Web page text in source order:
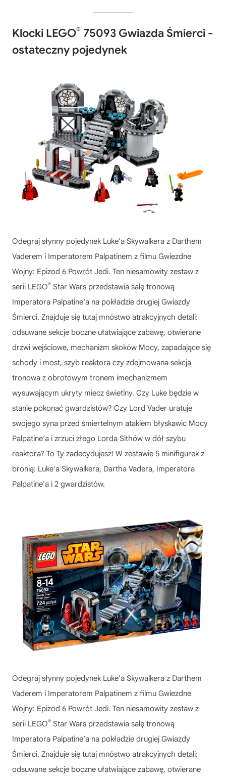
Klocki LEGO® 75093 Gwiazda Śmierci -
ostateczny pojedynek
Odegraj słynny pojedynek Luke'a Skywalkera z Darthem
Vaderem i Imperatorem Palpatinem z filmu Gwiezdne
Wojny: Epizod 6 Powrót Jedi. Ten niesamowity zestaw z
serii LEGO® Star Wars przedstawia salę tronową
Imperatora Palpatine’a na pokładzie drugiej Gwiazdy
Śmierci. Znajduje się tutaj mnóstwo atrakcyjnych detali:
odsuwane sekcje boczne ułatwiające zabawę, otwierane
drzwi wejściowe, mechanizm skoków Mocy, zapadające się
schody i most, szyb reaktora czy zdejmowana sekcja
tronowa z obrotowym tronem imechanizmem
wysuwającym ukryty miecz świetlny. Czy Luke będzie w
stanie pokonać gwardzistów? Czy Lord Vader uratuje
swojego syna przed śmiertelnym atakiem błyskawic Mocy
Palpatine’a i zrzuci złego Lorda Sithów w dół szybu
reaktora? To Ty zadecydujesz! W zestawie 5 minifigurek z
bronią: Luke'a Skywalkera, Dartha Vadera, Imperatora
Palpatine'a i 2 gwardzistów.
Odegraj słynny pojedynek Luke'a Skywalkera z Darthem
Vaderem i Imperatorem Palpatinem z filmu Gwiezdne
Wojny: Epizod 6 Powrót Jedi. Ten niesamowity zestaw z
serii LEGO® Star Wars przedstawia salę tronową
Imperatora Palpatine’a na pokładzie drugiej Gwiazdy
Śmierci. Znajduje się tutaj mnóstwo atrakcyjnych detali:
odsuwane sekcje boczne ułatwiające zabawę, otwierane